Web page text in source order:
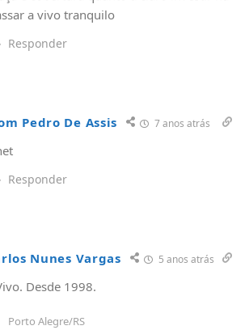
a vivo tranquilo
Responder
Pedro De Assis 7 anos atrás
Responder
Nunes Vargas 5 anos atrás
Desde 1998.
Porto Alegre/RS